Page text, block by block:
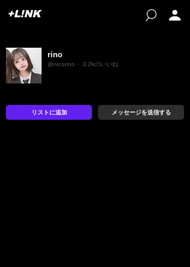
+L!NK
rino
@nicorino・ 3.2kのいいね
リストに追加 メッセージを送信する